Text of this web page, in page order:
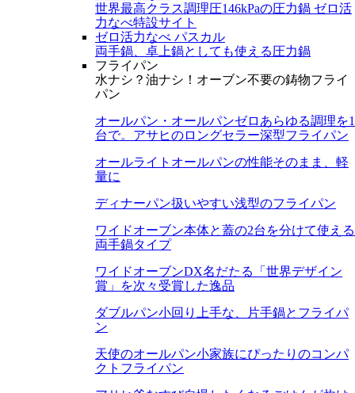
世界最高クラス調理圧146kPaの圧力鍋 ゼロ活
力なべ特設サイト
ゼロ活力なべ パスカル
両手鍋、卓上鍋としても使える圧力鍋
フライパン
水ナシ？油ナシ！オーブン不要の鋳物フライ
パン
オールパン・オールパンゼロ あらゆる調理を1
台で。アサヒのロングセラー深型フライパン
オールライト オールパンの性能そのまま、軽
量に
ディナーパン扱いやすい浅型のフライパン
ワイドオーブン本体と蓋の2台を分けて使える
両手鍋タイプ
ワイドオーブンDX名だたる「世界デザイン
賞」を次々受賞した逸品
ダブルパン小回り上手な、片手鍋とフライパ
ン
天使のオールパン小家族にぴったりのコンパ
クトフライパン